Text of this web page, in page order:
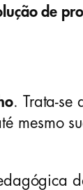
de
. Trata-se
mesmo